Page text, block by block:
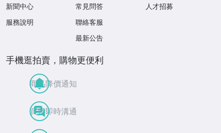
新聞中心
服務說明
常見問答
聯絡客服
最新公告
人才招募
手機逛拍賣，購物更便利
商品降價通知
買賣即時溝通